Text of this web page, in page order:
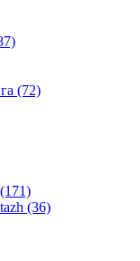
(72)
(36)